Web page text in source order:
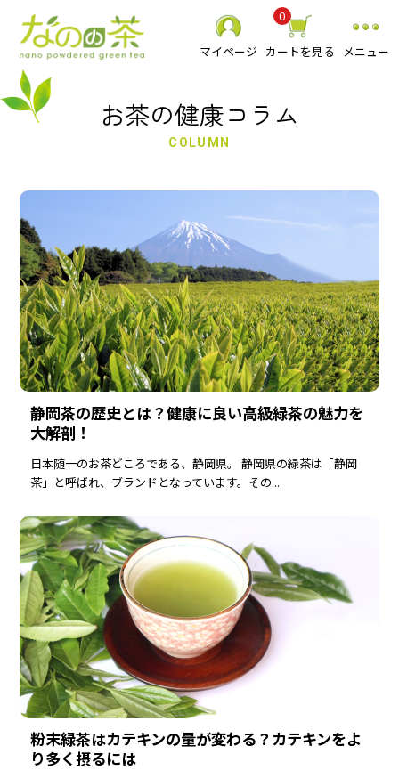
マイページ カートを見る
0
メニュー
お茶の健康コラム
COLUMN
静岡茶の歴史とは？健康に良い高級緑茶の魅力を
大解剖！
日本随一のお茶どころである、静岡県。 静岡県の緑茶は「静岡
茶」と呼ばれ、ブランドとなっています。その...
粉末緑茶はカテキンの量が変わる？カテキンをよ
り多く摂るには
静岡県産 粉末緑茶
べにふうき粉末緑茶
スーパーミクロン健康緑茶
その他 粉末茶
お抹茶
食品
贈り物
おすすめ商品
人気商品
定期便
商品一覧
なのの茶について
お買い物ガイド